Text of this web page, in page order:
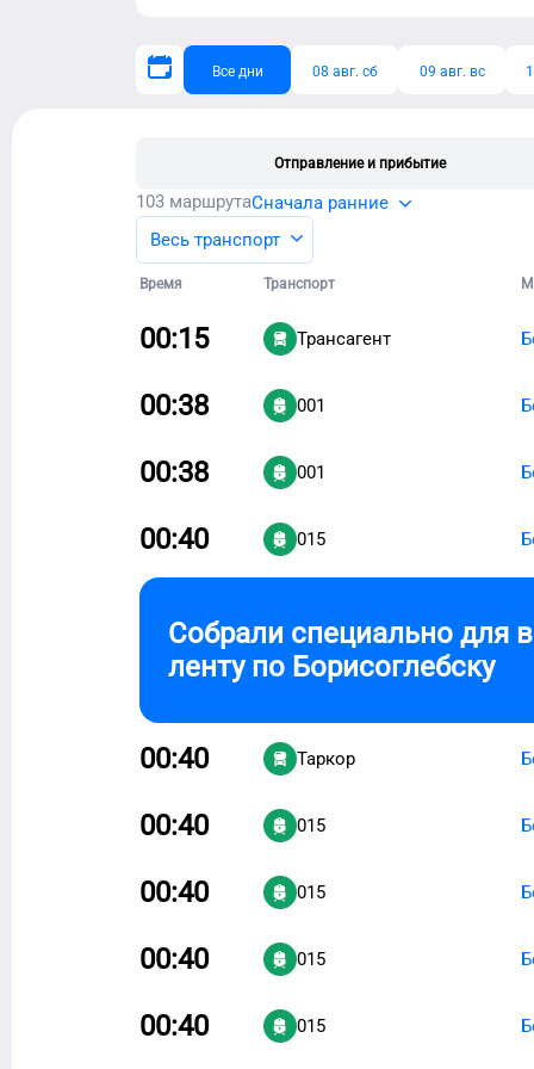
Все дни 08 авг. сб 09 авг. вс
Отправление и прибытие
103 маршрутаСначала ранние
Весь транспорт
Время Транспорт
00:15 Трансагент
00:38 001
00:38 001
00:40 015
Собрали специально для
ленту по Борисоглебску
00:40 Таркор
00:40 015
00:40 015
00:40 015
00:40 015